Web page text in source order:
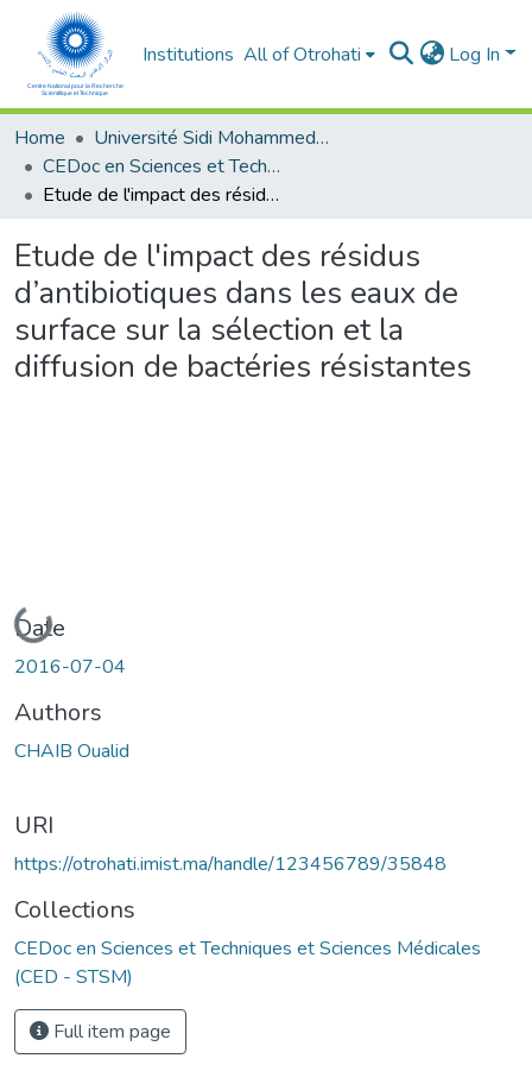
Institutions All of Otrohati Log In
Home
Université Sidi Mohammed Ben Abdellah - Fès
CEDoc en Sciences et Techniques et Sciences Médicales (CED - STSM)
Etude de l'impact des résidus d’antibiotiques dans les eaux de surface sur la sélection et la diffusion de bactéries résistantes
Etude de l'impact des résidus
d’antibiotiques dans les eaux de
surface sur la sélection et la
diffusion de bactéries résistantes
Loading...
Date
2016-07-04
Authors
CHAIB Oualid
URI
https://otrohati.imist.ma/handle/123456789/35848
Collections
CEDoc en Sciences et Techniques et Sciences Médicales
(CED - STSM)
Full item page